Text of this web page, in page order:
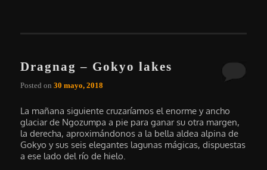
Dragnag – Gokyo lakes
Posted on30 mayo, 2018
La mañana siguiente cruzaríamos el enorme y ancho
glaciar de Ngozumpa a pie para ganar su otra margen,
la derecha, aproximándonos a la bella aldea alpina de
Gokyo y sus seis elegantes lagunas mágicas, dispuestas
a ese lado del río de hielo.